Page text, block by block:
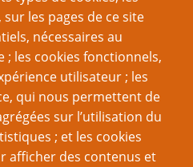
les pages de ce site
nécessaires au
les cookies fonctionnels,
utilisateur ; les
qui nous permettent de
sur l’utilisation du
; et les cookies
afficher des contenus et